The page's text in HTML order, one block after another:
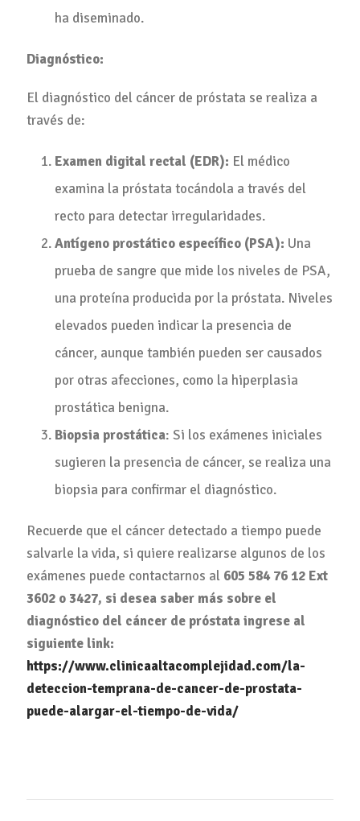
ha diseminado.
Diagnóstico:
El diagnóstico del cáncer de próstata se realiza a
través de:
Examen digital rectal (EDR): El médico
examina la próstata tocándola a través del
recto para detectar irregularidades.
Antígeno prostático específico (PSA): Una
prueba de sangre que mide los niveles de PSA,
una proteína producida por la próstata. Niveles
elevados pueden indicar la presencia de
cáncer, aunque también pueden ser causados
por otras afecciones, como la hiperplasia
prostática benigna.
Biopsia prostática: Si los exámenes iniciales
sugieren la presencia de cáncer, se realiza una
biopsia para confirmar el diagnóstico.
Recuerde que el cáncer detectado a tiempo puede
salvarle la vida, si quiere realizarse algunos de los
exámenes puede contactarnos al 605 584 76 12 Ext
3602 o 3427, si desea saber más sobre el
diagnóstico del cáncer de próstata ingrese al
siguiente link:
https://www.clinicaaltacomplejidad.com/la-
deteccion-temprana-de-cancer-de-prostata-
puede-alargar-el-tiempo-de-vida/